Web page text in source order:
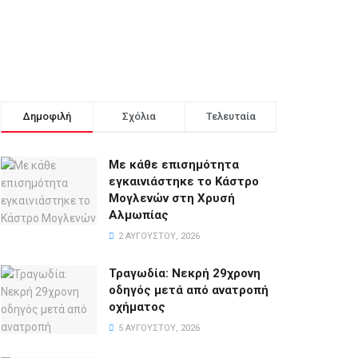
Δημοφιλή Σχόλια Τελευταία
Με κάθε επισημότητα
εγκαινιάστηκε το Κάστρο
Μογλενών στη Χρυσή
Αλμωπίας
2 ΑΥΓΟΎΣΤΟΥ, 2026
Τραγωδία: Νεκρή 29χρονη
οδηγός μετά από ανατροπή
οχήματος
5 ΑΥΓΟΎΣΤΟΥ, 2026